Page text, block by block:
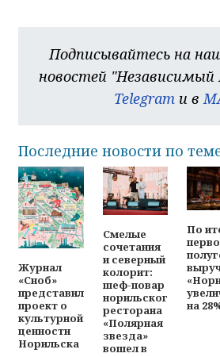
Подписывайтесь на
новостей "Независимый
Telegram и в
Последние новости по
Журнал
«Сноб»
представил
проект о
культурной
ценности
Норильска
Смелые
сочетания
и северный
колорит:
шеф-повар
норильского
ресторана
«Полярная
звезда»
вошел в
По
на